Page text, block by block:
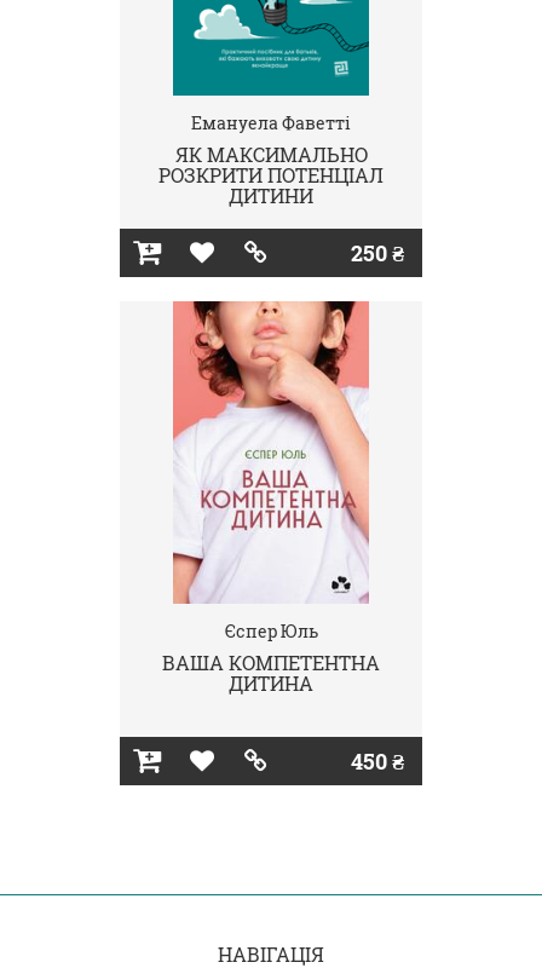
Емануела Фаветті
ЯК МАКСИМАЛЬНО
РОЗКРИТИ ПОТЕНЦІАЛ
ДИТИНИ
250 ₴
Єспер Юль
ВАША КОМПЕТЕНТНА
ДИТИНА
450 ₴
НАВІГАЦІЯ